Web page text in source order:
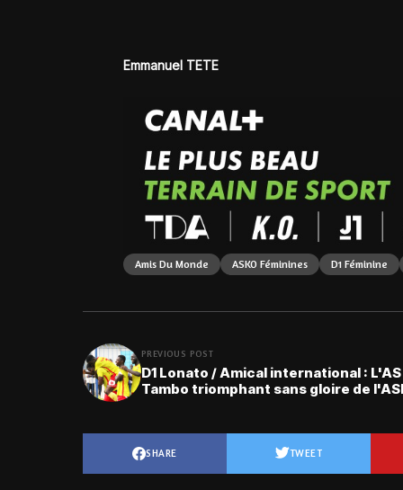
Emmanuel TETE
Amis Du Monde ASKO Féminines D1 Féminine
PREVIOUS POST
D1 Lonato / Amical international : L'AS
Tambo triomphant sans gloire de
SHARE TWEET